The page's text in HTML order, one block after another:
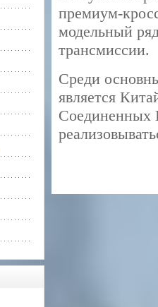
премиум-
модельный
трансмиссии.
Среди
является
Соединенных